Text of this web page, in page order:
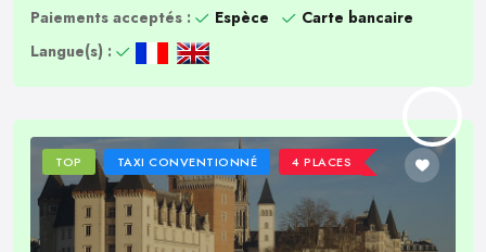
Paiements acceptés :
Espèce
Carte bancaire
Langue(s) :
TOP TAXI CONVENTIONNÉ 4 PLACES